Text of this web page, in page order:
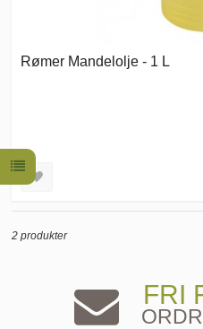
Rømer Mandelolje - 1 L
2 produkter
FRI